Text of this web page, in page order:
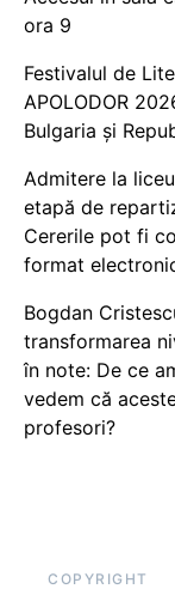
ora 9
Festivalul de
APOLODOR
Bulgaria și
Admitere la
etapă de
Cererile pot fi
format
Bogdan
transformarea
în note: De ce
vedem că
profesori?
COPYRIGHT